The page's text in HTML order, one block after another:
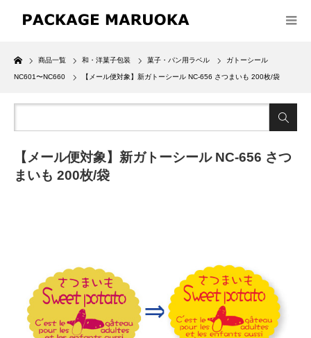
Home
商品一覧 和・洋菓子包装 菓子・パン用ラベル ガトーシール
NC601〜NC660 【メール便対象】新ガトーシール NC-656 さつまいも 200枚/袋
【メール便対象】新ガトーシール NC-656 さつ
まいも 200枚/袋